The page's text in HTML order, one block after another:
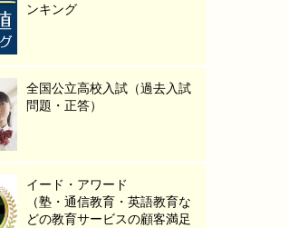
ンキング
全国公立高校入試（過去入試
問題・正答）
イード・アワード
（塾・通信教育・英語教育な
どの教育サービスの顧客満足